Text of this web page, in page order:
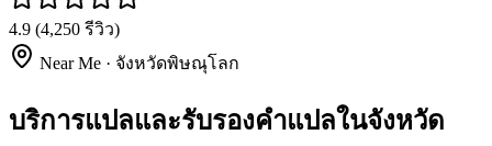
4.9 (4,250 รีวิว)
Near Me · จังหวัดพิษณุโลก
บริการแปลและรับรองคำแปลในจังหวัด